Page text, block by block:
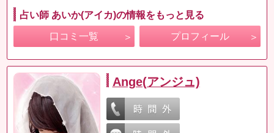
占い師 あいか(アイカ)の情報をもっと見る
口コミ一覧 プロフィール
Ange(アンジュ)